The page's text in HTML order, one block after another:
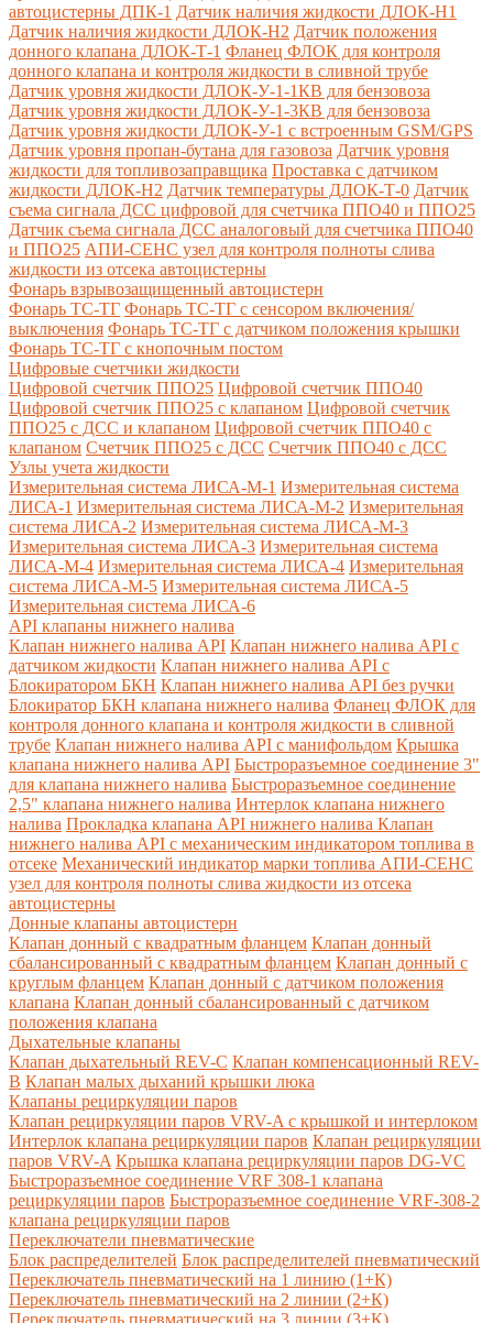
автоцистерны ДПК-1 Датчик наличия жидкости ДЛОК-Н1
Датчик наличия жидкости ДЛОК-Н2 Датчик положения
донного клапана ДЛОК-Т-1 Фланец ФЛОК для контроля
донного клапана и контроля жидкости в сливной трубе
Датчик уровня жидкости ДЛОК-У-1-1КВ для бензовоза
Датчик уровня жидкости ДЛОК-У-1-3КВ для бензовоза
Датчик уровня жидкости ДЛОК-У-1 с встроенным GSM/GPS
Датчик уровня пропан-бутана для газовоза Датчик уровня
жидкости для топливозаправщика Проставка с датчиком
жидкости ДЛОК-Н2 Датчик температуры ДЛОК-Т-0 Датчик
съема сигнала ДСС цифровой для счетчика ППО40 и ППО25
Датчик съема сигнала ДСС аналоговый для счетчика ППО40
и ППО25 АПИ-СЕНС узел для контроля полноты слива
жидкости из отсека автоцистерны
Фонарь взрывозащищенный автоцистерн
Фонарь ТС-ТГ Фонарь ТС-ТГ с сенсором включения/
выключения Фонарь ТС-ТГ с датчиком положения крышки
Фонарь ТС-ТГ с кнопочным постом
Цифровые счетчики жидкости
Цифровой счетчик ППО25 Цифровой счетчик ППО40
Цифровой счетчик ППО25 с клапаном Цифровой счетчик
ППО25 с ДСС и клапаном Цифровой счетчик ППО40 с
клапаном Счетчик ППО25 с ДСС Счетчик ППО40 с ДСС
Узлы учета жидкости
Измерительная система ЛИСА-М-1 Измерительная система
ЛИСА-1 Измерительная система ЛИСА-М-2 Измерительная
система ЛИСА-2 Измерительная система ЛИСА-М-3
Измерительная система ЛИСА-3 Измерительная система
ЛИСА-М-4 Измерительная система ЛИСА-4 Измерительная
система ЛИСА-М-5 Измерительная система ЛИСА-5
Измерительная система ЛИСА-6
API клапаны нижнего налива
Клапан нижнего налива API Клапан нижнего налива API с
датчиком жидкости Клапан нижнего налива API с
Блокиратором БКН Клапан нижнего налива API без ручки
Блокиратор БКН клапана нижнего налива Фланец ФЛОК для
контроля донного клапана и контроля жидкости в сливной
трубе Клапан нижнего налива API с манифольдом Крышка
клапана нижнего налива API Быстроразъемное соединение 3"
для клапана нижнего налива Быстроразъемное соединение
2,5" клапана нижнего налива Интерлок клапана нижнего
налива Прокладка клапана API нижнего налива Клапан
нижнего налива API с механическим индикатором топлива в
отсеке Механический индикатор марки топлива АПИ-СЕНС
узел для контроля полноты слива жидкости из отсека
автоцистерны
Донные клапаны автоцистерн
Клапан донный с квадратным фланцем Клапан донный
сбалансированный с квадратным фланцем Клапан донный с
круглым фланцем Клапан донный с датчиком положения
клапана Клапан донный сбалансированный с датчиком
положения клапана
Дыхательные клапаны
Клапан дыхательный REV-C Клапан компенсационный REV-
B Клапан малых дыханий крышки люка
Клапаны рециркуляции паров
Клапан рециркуляции паров VRV-A с крышкой и интерлоком
Интерлок клапана рециркуляции паров Клапан рециркуляции
паров VRV-A Крышка клапана рециркуляции паров DG-VC
Быстроразъемное соединение VRF 308-1 клапана
рециркуляции паров Быстроразъемное соединение VRF-308-2
клапана рециркуляции паров
Переключатели пневматические
Блок распределителей Блок распределителей пневматический
Переключатель пневматический на 1 линию (1+К)
Переключатель пневматический на 2 линии (2+К)
Переключатель пневматический на 3 линии (3+К)